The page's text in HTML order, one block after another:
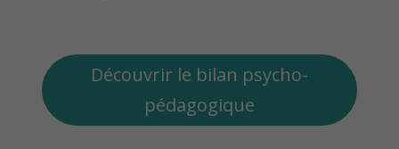
Découvrir le bilan psycho-
pédagogique